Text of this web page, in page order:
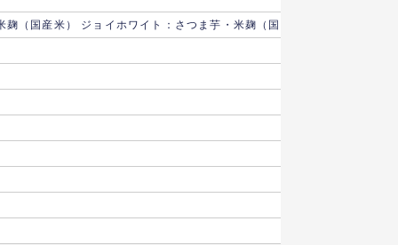
（国産米） ジョイホワイト：さつま芋・米麹（国産米） 綾紫：さつ